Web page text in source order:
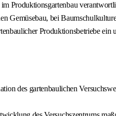
Produktionsgartenbau
Gemüsebau, bei
Produktionsbetriebe
des gartenbaulichen